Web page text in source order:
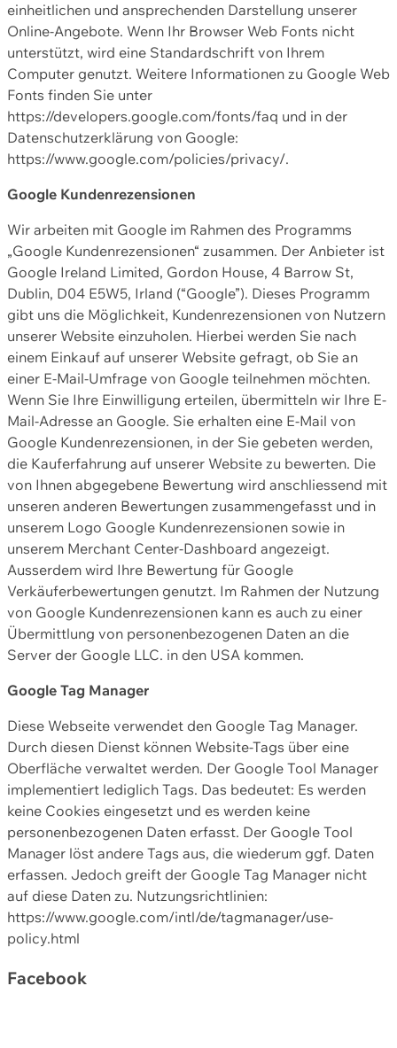
einheitlichen und ansprechenden Darstellung unserer
Online-Angebote. Wenn Ihr Browser Web Fonts nicht
unterstützt, wird eine Standardschrift von Ihrem
Computer genutzt. Weitere Informationen zu Google Web
Fonts finden Sie unter
https://developers.google.com/fonts/faq und in der
Datenschutzerklärung von Google:
https://www.google.com/policies/privacy/.
Google Kundenrezensionen
Wir arbeiten mit Google im Rahmen des Programms
„Google Kundenrezensionen“ zusammen. Der Anbieter ist
Google Ireland Limited, Gordon House, 4 Barrow St,
Dublin, D04 E5W5, Irland (“Google”). Dieses Programm
gibt uns die Möglichkeit, Kundenrezensionen von Nutzern
unserer Website einzuholen. Hierbei werden Sie nach
einem Einkauf auf unserer Website gefragt, ob Sie an
einer E-Mail-Umfrage von Google teilnehmen möchten.
Wenn Sie Ihre Einwilligung erteilen, übermitteln wir Ihre E-
Mail-Adresse an Google. Sie erhalten eine E-Mail von
Google Kundenrezensionen, in der Sie gebeten werden,
die Kauferfahrung auf unserer Website zu bewerten. Die
von Ihnen abgegebene Bewertung wird anschliessend mit
unseren anderen Bewertungen zusammengefasst und in
unserem Logo Google Kundenrezensionen sowie in
unserem Merchant Center-Dashboard angezeigt.
Ausserdem wird Ihre Bewertung für Google
Verkäuferbewertungen genutzt. Im Rahmen der Nutzung
von Google Kundenrezensionen kann es auch zu einer
Übermittlung von personenbezogenen Daten an die
Server der Google LLC. in den USA kommen.
Google Tag Manager
Diese Webseite verwendet den Google Tag Manager.
Durch diesen Dienst können Website-Tags über eine
Oberfläche verwaltet werden. Der Google Tool Manager
implementiert lediglich Tags. Das bedeutet: Es werden
keine Cookies eingesetzt und es werden keine
personenbezogenen Daten erfasst. Der Google Tool
Manager löst andere Tags aus, die wiederum ggf. Daten
erfassen. Jedoch greift der Google Tag Manager nicht
auf diese Daten zu. Nutzungsrichtlinien:
https://www.google.com/intl/de/tagmanager/use-
policy.html
Facebook